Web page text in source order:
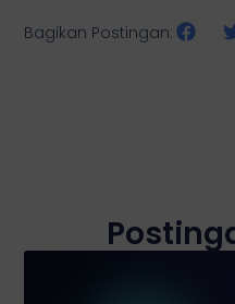
Bagikan Postingan: